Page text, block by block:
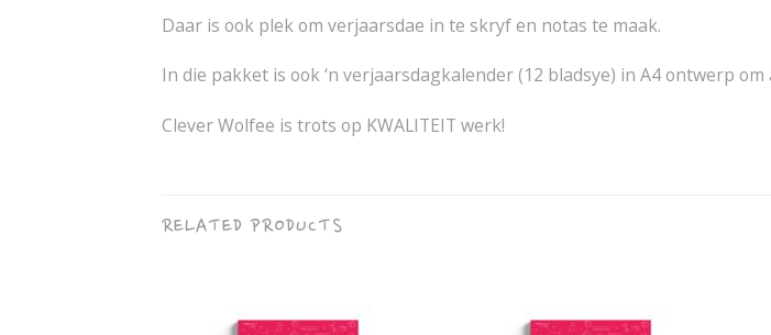
Daar is ook plek om verjaarsdae in te skryf en notas te maak.
In die pakket is ook ‘n verjaarsdagkalender (12 bladsye) in A4 ontwerp
Clever Wolfee is trots op KWALITEIT werk!
RELATED PRODUCTS